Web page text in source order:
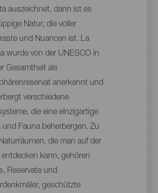
auszeichnet, dann ist es
Natur, die voller
und Nuancen ist. La
wurde von der UNESCO in
Gesamtheit als
anerkannt und
verschiedene
die eine einzigartige
und Fauna beherbergen. Zu
die man auf der
entdecken kann, gehören
Reservate und
geschützte